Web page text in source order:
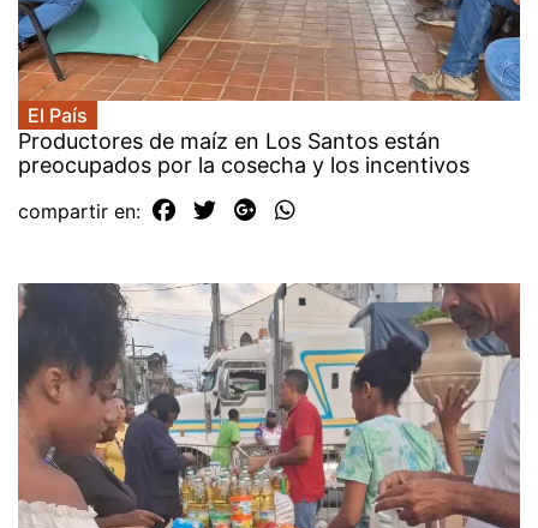
El País
Productores de maíz en Los Santos están
preocupados por la cosecha y los incentivos
compartir en: